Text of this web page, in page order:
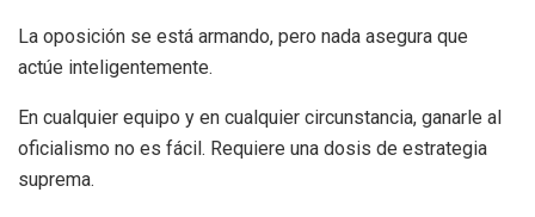
La oposición se está armando, pero nada asegura que
actúe inteligentemente.
En cualquier equipo y en cualquier circunstancia, ganarle al
oficialismo no es fácil. Requiere una dosis de estrategia
suprema.